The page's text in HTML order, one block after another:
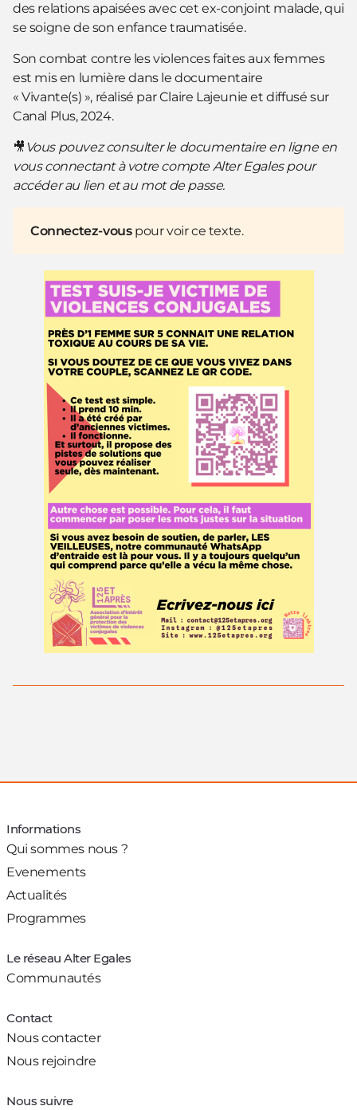
des relations apaisées avec cet ex-conjoint malade, qui
se soigne de son enfance traumatisée.
Son combat contre les violences faites aux femmes
est mis en lumière dans le documentaire
« Vivante(s) », réalisé par Claire Lajeunie et diffusé sur
Canal Plus, 2024.
🎥 Vous pouvez consulter le documentaire en ligne en
vous connectant à votre compte Alter Egales pour
accéder au lien et au mot de passe.
Connectez-vouspour voir ce texte.
Informations
Qui sommes nous ?
Evenements
Actualités
Programmes
Le réseau Alter Egales
Communautés
Contact
Nous contacter
Nous rejoindre
Nous suivre